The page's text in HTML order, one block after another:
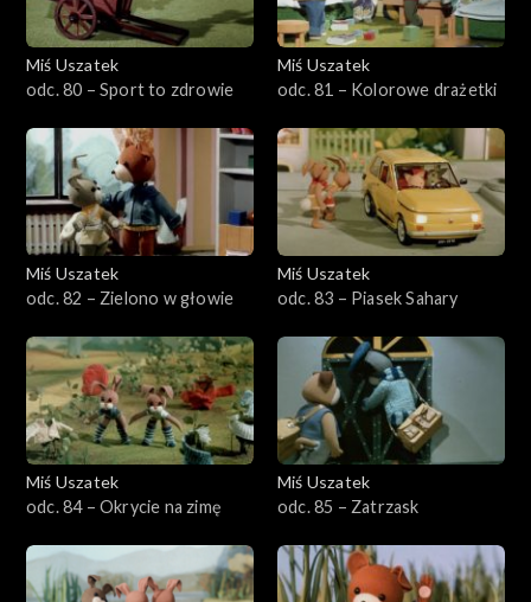
Miś Uszatek
odc. 80 – Sport to zdrowie
Miś Uszatek
odc. 81 – Kolorowe drażetki
Miś Uszatek
odc. 82 – Zielono w głowie
Miś Uszatek
odc. 83 – Piasek Sahary
Miś Uszatek
odc. 84 – Okrycie na zimę
Miś Uszatek
odc. 85 – Zatrzask